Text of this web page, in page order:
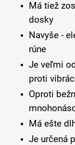
Má tiež
dosky
Navyše -
rúne
Je veľmi
proti
Oproti
Má ešte
Je určená